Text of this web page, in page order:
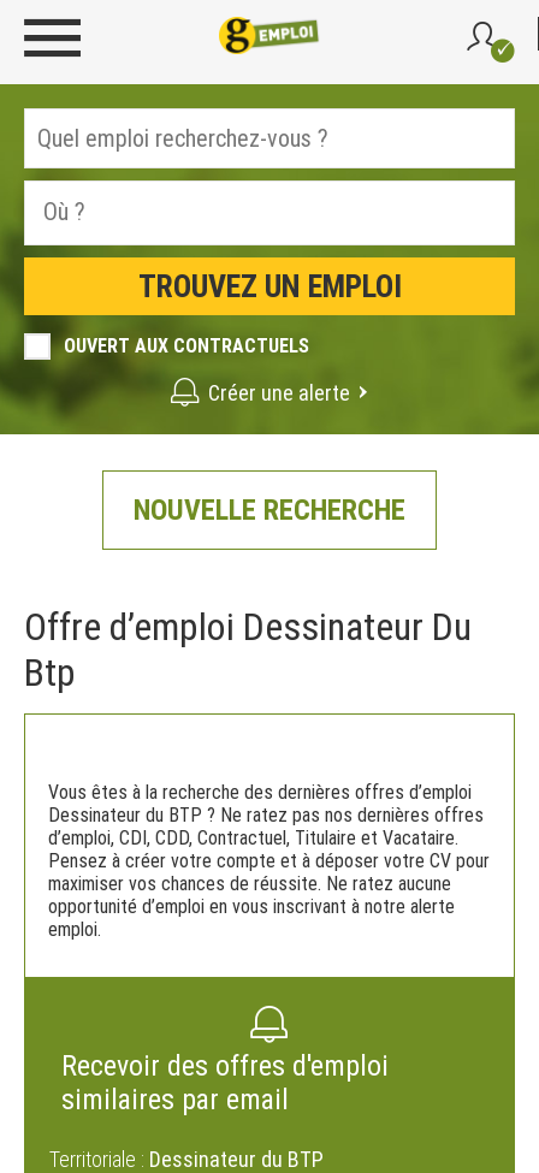
OUVERT AUX CONTRACTUELS
Créer une alerte
NOUVELLE RECHERCHE
Offre d’emploi Dessinateur Du
Btp
Vous êtes à la recherche des dernières offres d’emploi
Dessinateur du BTP ? Ne ratez pas nos dernières offres
d’emploi, CDI, CDD, Contractuel, Titulaire et Vacataire.
Pensez à créer votre compte et à déposer votre CV pour
maximiser vos chances de réussite. Ne ratez aucune
opportunité d’emploi en vous inscrivant à notre alerte
emploi.
Recevoir des offres d'emploi
similaires par email
Territoriale : Dessinateur du BTP